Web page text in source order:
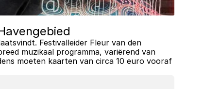
Festivalleider Fleur van den
muzikaal programma, variërend van
moeten kaarten van circa 10 euro vooraf